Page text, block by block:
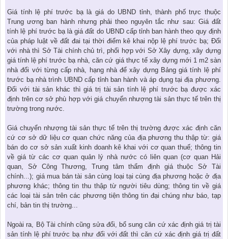
Giá tính lệ phí trước bạ là giá do UBND tỉnh, thành phố trực thuộc
Trung ương ban hành nhưng phải theo nguyên tắc như sau: Giá đất
tính lệ phí trước bạ là giá đất do UBND cấp tỉnh ban hành theo quy định
của pháp luật về đất đai tại thời điểm kê khai nộp lệ phí trước bạ; Đối
với nhà thì Sở Tài chính chủ trì, phối hợp với Sở Xây dựng, xây dựng
giá tính lệ phí trước bạ nhà, căn cứ giá thực tế xây dựng mới 1 m2 sàn
nhà đối với từng cấp nhà, hạng nhà để xây dựng Bảng giá tính lệ phí
trước bạ nhà trình UBND cấp tỉnh ban hành và áp dụng tại địa phương.
Đối với tài sản khác thì giá trị tài sản tính lệ phí trước bạ được xác
định trên cơ sở phù hợp với giá chuyển nhượng tài sản thực tế trên thị
trường trong nước.
Giá chuyển nhượng tài sản thực tế trên thị trường được xác định căn
cứ cơ sở dữ liệu cơ quan chức năng của địa phương thu thập từ: giá
bán do cơ sở sản xuất kinh doanh kê khai với cơ quan thuế; thông tin
về giá từ các cơ quan quản lý nhà nước có liên quan (cơ quan Hải
quan, Sở Công Thương, Trung tâm thẩm định giá thuộc Sở Tài
chính...); giá mua bán tài sản cùng loại tại cùng địa phương hoặc ở địa
phương khác; thông tin thu thập từ người tiêu dùng; thông tin về giá
các loại tài sản trên các phương tiện thông tin đại chúng như báo, tạp
chí, bản tin thị trường...
Ngoài ra, Bộ Tài chính cũng sửa đổi, bổ sung căn cứ xác định giá trị tài
sản tính lệ phí trước bạ như đối với đất thì căn cứ xác định giá trị đất